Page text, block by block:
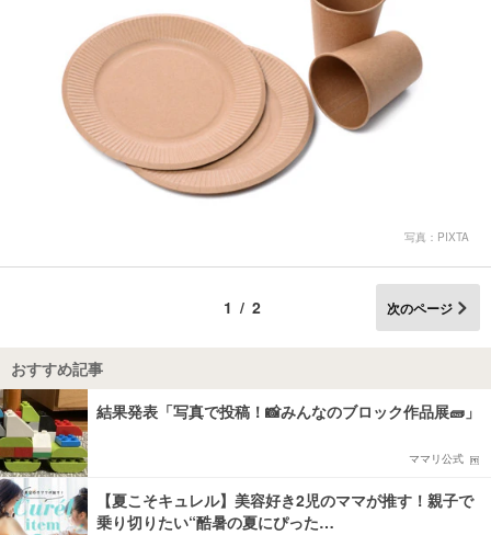
写真：PIXTA
1/2 次のページ
おすすめ記事
結果発表「写真で投稿！📸みんなのブロック作品展🧱」
ママリ公式
【夏こそキュレル】美容好き2児のママが推す！親子で
乗り切りたい“酷暑の夏にぴった…